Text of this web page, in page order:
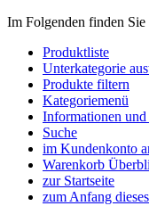
Im Folgenden finden
Produktliste
Unterkategorie
Produkte filtern
Kategoriemenü
Informationen und
Suche
im Kundenkonto
Warenkorb
zur Startseite
zum Anfang